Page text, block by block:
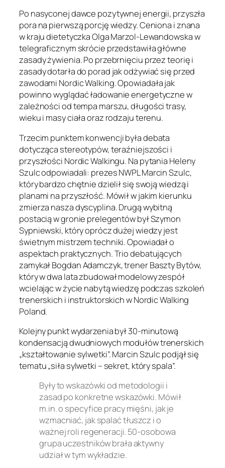
Po nasyconej dawce pozytywnej energii, przyszła
pora na pierwszą porcję wiedzy. Ceniona i znana
w kraju dietetyczka Olga Marzol-Lewandowska w
telegraficznym skrócie przedstawiła główne
zasady żywienia. Po przebrnięciu przez teorię i
zasady dotarła do porad jak odżywiać się przed
zawodami Nordic Walking. Opowiadała jak
powinno wyglądać ładowanie energetyczne w
zależności od tempa marszu, długości trasy,
wieku i masy ciała oraz rodzaju terenu.
Trzecim punktem konwencji była debata
dotycząca stereotypów, teraźniejszości i
przyszłości Nordic Walkingu. Na pytania Heleny
Szulc odpowiadali: prezes NWPL Marcin Szulc,
który bardzo chętnie dzielił się swoją wiedzą i
planami na przyszłość. Mówił w jakim kierunku
zmierza nasza dyscyplina. Drugą wybitną
postacią w gronie prelegentów był Szymon
Sypniewski, który oprócz dużej wiedzy jest
świetnym mistrzem techniki. Opowiadał o
aspektach praktycznych. Trio debatujących
zamykał Bogdan Adamczyk, trener Baszty Bytów,
który w dwa lata zbudował modelowy zespół
wcielając w życie nabytą wiedzę podczas szkoleń
trenerskich i instruktorskich w Nordic Walking
Poland.
Kolejny punkt wydarzenia był 30-minutową
kondensacją dwudniowych modułów trenerskich
„kształtowanie sylwetki”. Marcin Szulc podjął się
tematu „siła sylwetki – sekret, który spala”.
Były to wskazówki od metodologii i
zasad po konkretne wskazówki. Mówił
m.in. o specyfice pracy mięśni, jak je
wzmacniać, jak spalać tłuszcz i o
ważnej roli regeneracji. 50-osobowa
grupa uczestników brała aktywny
udział w tym wykładzie.